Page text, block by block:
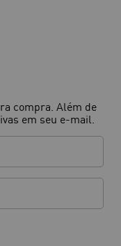
compra. Além de
em seu e-mail.